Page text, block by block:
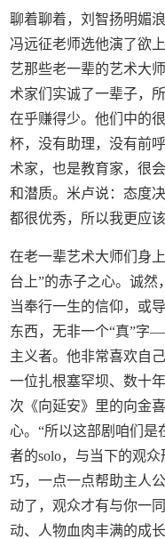
聊着聊着，刘智扬明媚
冯远征老师选他演了欲
艺那些老一辈的艺术大
术家们实诚了一辈子，
在乎赚得少。他们中的
杯，没有助理，没有前
术家，也是教育家，很
和潜质。米卢说：态度
都很优秀，所以我更应
在老一辈艺术大师们身
台上”的赤子之心。诚然
当奉行一生的信仰，或
东西，无非一个“真”字
主义者。他非常喜欢自
一位扎根塞罕坝、数十
次《向延安》里的向金
心。“所以这部剧咱们
者的solo，与当下的观
巧，一点一点帮助主人
动了，观众才有与你一
动、人物血肉丰满的成